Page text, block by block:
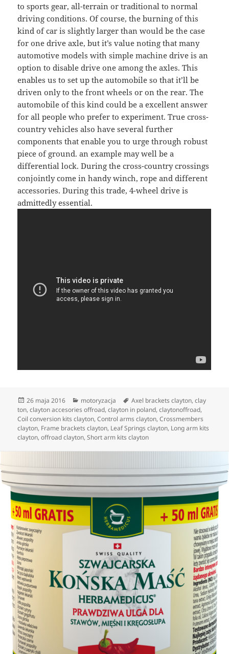
to sports gear, all-terrain or traditional to normal
driving conditions. Of course, the burning of this
kind of car is slightly larger than would be the case
for one drive axle, but it’s value noting that many
automotive models with simple machine drive is an
option to disable drive one among the axles. This
enables us to set up the automobile so that it’ll be
driven only to the front wheels or on the rear. The
automobile of this kind could be a excellent answer
for all people who prefer to experiment. True cross-
country vehicles also have several further
components that enable you to urge through robust
piece of ground. an example may well be a
differential lock. During the cross-country crossings
conjointly come in handy winch, rope and different
accessories. During this trade, 4-wheel drive is
admittedly essential.
Data
publikacji
26 maja 2016 Kategorie
motoryzacja Tagi
Axel brackets clayton,clay
ton,clayton accesories offroad,clayton in poland,claytonoffroad,
Coil conversion kits clayton,Control arms clayton,Crossmembers
clayton, Frame brackets clayton, Leaf Springs clayton, Long arm kits
clayton,offroad clayton,Short arm kits clayton